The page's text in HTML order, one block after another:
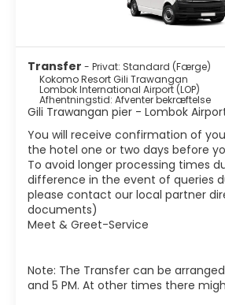
Transfer - Privat: Standard (Færge)
Kokomo Resort Gili Trawangan
Lombok International Airport (LOP)
Afhentningstid: Afventer bekræftelse
Gili Trawangan pier - Lombok
You will receive confirmation of
the hotel one or two days before
To avoid longer processing times
difference in the event of queries
please contact our local partner
documents)
Meet & Greet-Service
Note: The Transfer can be
and 5 PM. At other times there